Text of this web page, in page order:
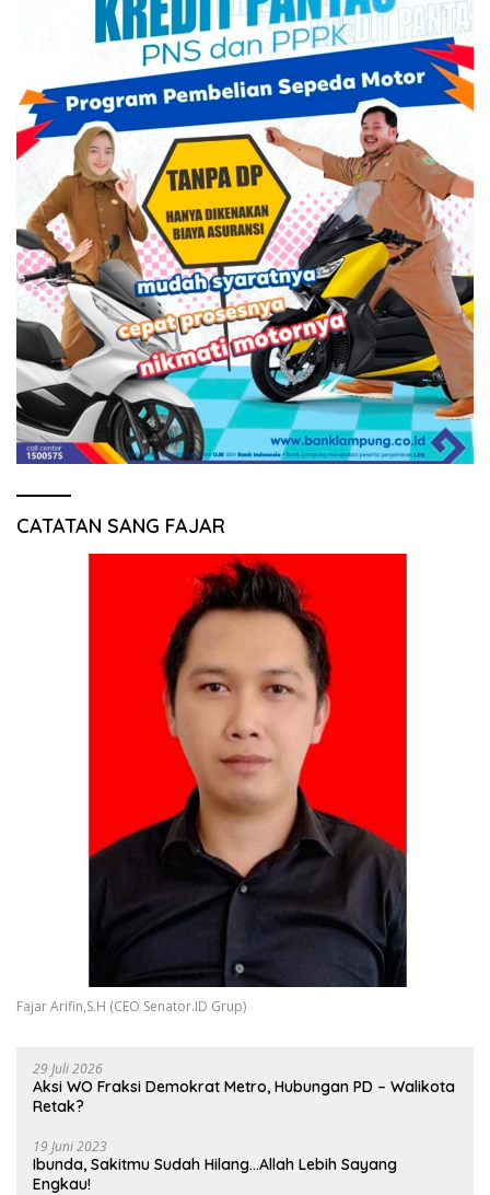
CATATAN SANG FAJAR
Fajar Arifin,S.H (CEO Senator.ID Grup)
29 Juli 2026
Aksi WO Fraksi Demokrat Metro, Hubungan PD – Walikota
Retak?
19 Juni 2023
Ibunda, Sakitmu Sudah Hilang…Allah Lebih Sayang
Engkau!